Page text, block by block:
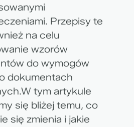
Przepisy te
na celu
wzorów
do wymogów
dokumentach
tym artykule
się bliżej temu, co
się zmienia i jakie